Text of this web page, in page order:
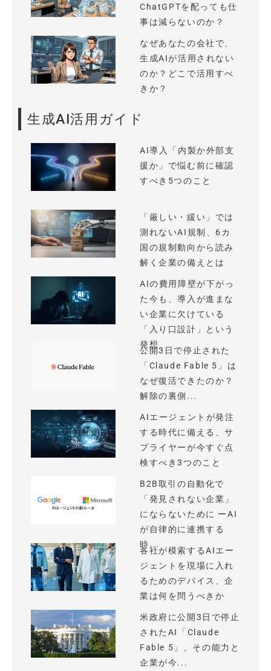
ChatGPTを配っても仕
事は減らないのか？
なぜあなたの会社で、
生成AIが活用されない
のか？どこで活用すべ
きか？
生成AI活用ガイド
AI導入「内製か外部支
援か」で悩む前に確認
すべき5つのこと
「厳しい・緩い」では
測れないAI規制、6カ
国の規制動向から読み
解く企業の備えとは
AIの費用障壁が下がっ
た今も、導入が進まな
い企業に欠けている
「入り口設計」という
発想
公開3日で停止された
「Claude Fable 5」は
なぜ復活できたのか？
解除の裏側...
AIエージェントが発注
する時代に備える、サ
プライヤーが今すぐ点
検すべき3つのこと
B2B取引の自動化で
「発見されない企業」
にならないために ーAI
が自律的に連携する
時...
各社が模索するAIエー
ジェントを現場に入れ
るためのデバイス、企
業は何を問うべきか
米政府に公開3日で停止
されたAI「Claude
Fable 5」、その能力と
企業が今...